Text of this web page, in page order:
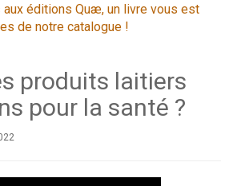
éditions Quæ, un livre vous est
de notre catalogue !
produits laitiers
pour la santé ?